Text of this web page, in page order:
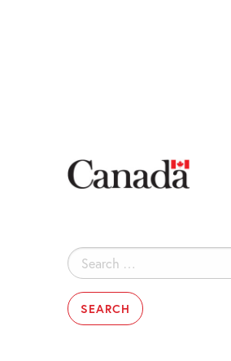
Search
for: